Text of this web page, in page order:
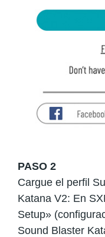
PASO 2
Cargue el perfil
Katana V2: En
Setup»
Sound Blaster